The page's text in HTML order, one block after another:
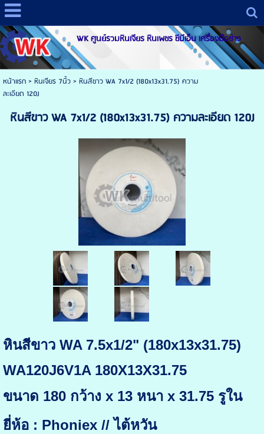
WK ศูนย์รวมหินเจียร หินเพชร ซีบีเอ็น เครื่องมือช่าง
หน้าแรก> หินเจียร 7นิ้ว> หินสีขาว WA 7x1/2 (180x13x31.75) ความ
ละเอียด 120J
หินสีขาว WA 7x1/2 (180x13x31.75) ความละเอียด 120J
หินสีขาว WA 7.5x1/2" (180x13x31.75)
WA120J6V1A 180X13X31.75
ขนาด 180 กว้าง x 13 หนา x 31.75 รูใน
ยี่ห้อ : Phoniex // ไต้หวัน